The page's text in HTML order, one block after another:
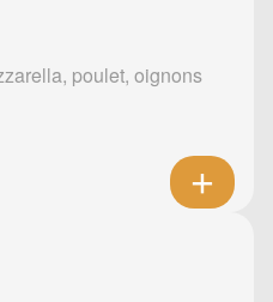
poulet, oignons